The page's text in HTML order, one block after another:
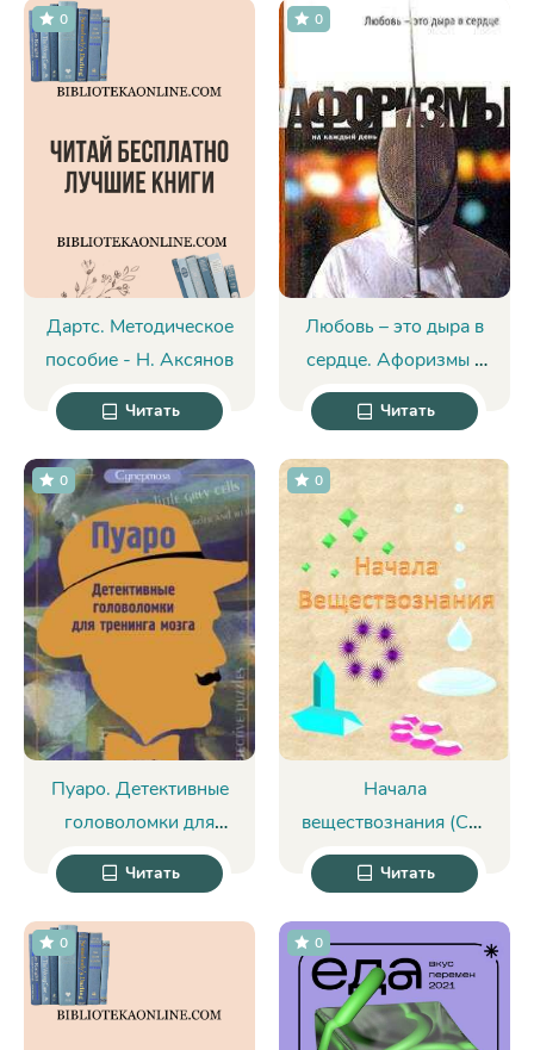
Дартс. Методическое
пособие - Н. Аксянов
0
Читать
Любовь – это дыра в
сердце. Афоризмы -
Константин Душенко
0
Читать
Пуаро. Детективные
головоломки для
тренинга мозга
(сборник) - Ж.
Богданова
0
Читать
Начала
веществознания (СИ)
- Бородулин
Александр Иванович
"saci"
0
Читать
0 0